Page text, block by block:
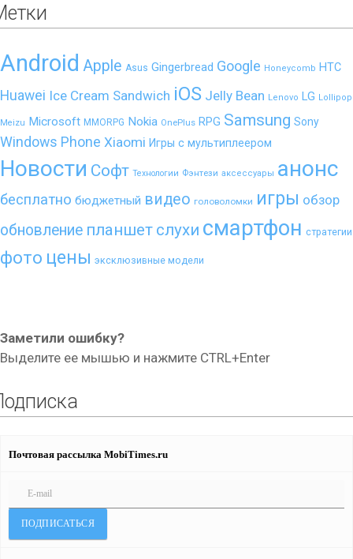
Android Apple Asus Gingerbread Google Honeycomb HTC
Huawei Ice Cream Sandwich iOS Jelly Bean Lenovo LG Lollipop
Meizu Microsoft MMORPG Nokia OnePlus RPG Samsung Sony
Windows Phone Xiaomi Игры с мультиплеером
Новости Софт Технологии Фэнтези аксессуары анонс
бесплатно бюджетный видео головоломки игры обзор
обновление планшет слухи смартфон стратегии
фото цены эксклюзивные модели
Заметили ошибку?
Выделите ее мышью и нажмите CTRL+Enter
Почтовая рассылка MobiTimes.ru